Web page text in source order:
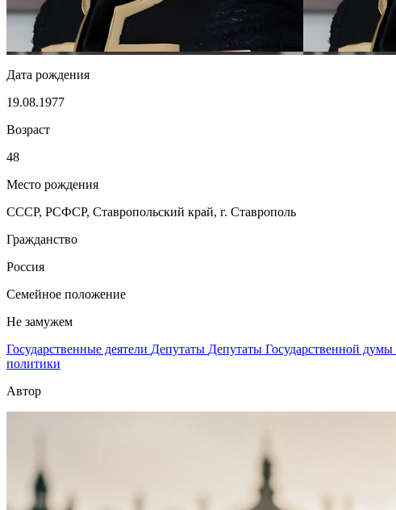
Дата рождения
19.08.1977
Возраст
48
Место рождения
СССР, РСФСР, Ставропольский край, г. Ставрополь
Гражданство
Россия
Семейное положение
Не замужем
Государственные деятели Депутаты Депутаты Государственной думы
политики
Автор